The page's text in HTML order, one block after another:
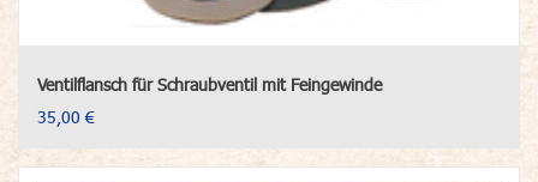
Ventilflansch für Schraubventil mit Feingewinde
35,00 €